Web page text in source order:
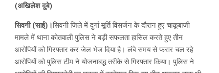
(अखिलेश दुबे)
सिवनी (साई)।सिवनी जिले में दुर्गा मूर्ति विसर्जन के दौरान हुए चाकूबाजी
मामले में थाना कोतवाली पुलिस ने बड़ी सफलता हासिल करते हुए तीन
आरोपियों को गिरफ्तार कर जेल भेज दिया है। लंबे समय से फरार चल रहे
आरोपियों को पुलिस टीम ने योजनाबद्ध तरीके से गिरफ्तार किया। पुलिस ने